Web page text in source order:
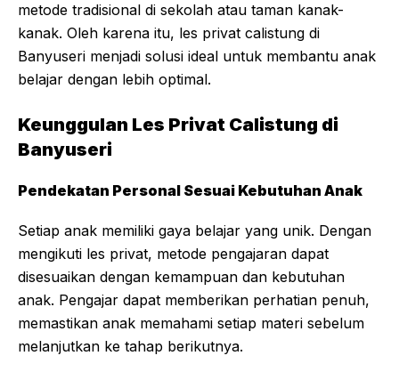
metode tradisional di sekolah atau taman kanak-
kanak. Oleh karena itu, les privat calistung di
Banyuseri menjadi solusi ideal untuk membantu anak
belajar dengan lebih optimal.
Keunggulan Les Privat Calistung di
Banyuseri
Pendekatan Personal Sesuai Kebutuhan Anak
Setiap anak memiliki gaya belajar yang unik. Dengan
mengikuti les privat, metode pengajaran dapat
disesuaikan dengan kemampuan dan kebutuhan
anak. Pengajar dapat memberikan perhatian penuh,
memastikan anak memahami setiap materi sebelum
melanjutkan ke tahap berikutnya.